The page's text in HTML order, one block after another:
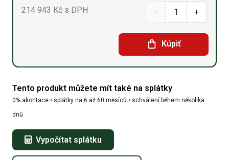
Oblouková
hala
9,15
x 4,5
Kúpiť
214 943 Kč s DPH
Tento produkt můžete mít také na splátky
0% akontace • splátky na 6 až 60 měsíců • schválení během několika
dnů
Vypočítat splátku